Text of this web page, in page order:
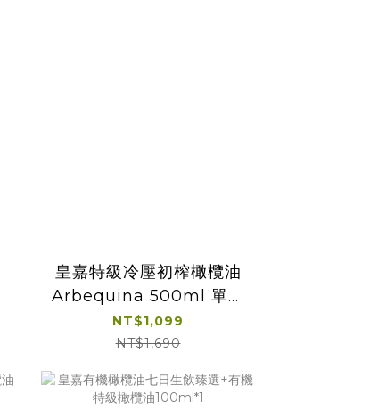
皇嘉特級冷壓初榨橄欖油
Arbequina 500ml 單入
經典提盒
NT$1,099
NT$1,690